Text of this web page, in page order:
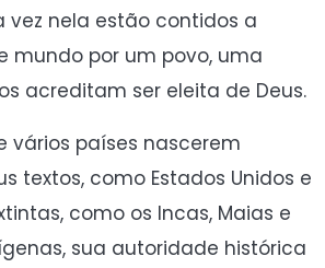
vez nela estão contidos a
mundo por um povo, uma
acreditam ser eleita de Deus.
vários países nascerem
textos, como Estados Unidos e
como os Incas, Maias e
sua autoridade histórica